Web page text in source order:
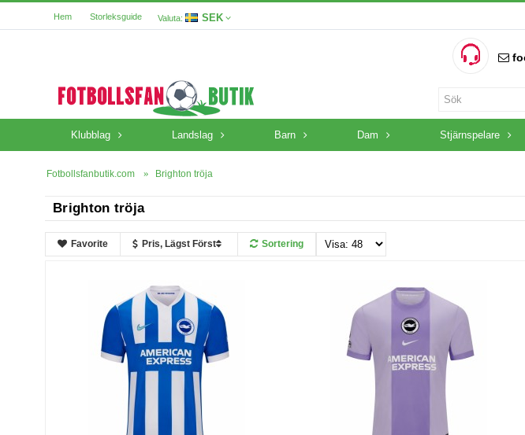
Hem Storleksguide Valuta: SEK
Klubblag Landslag Barn Dam Stjärnspelare
Fotbollsfanbutik.com Brighton tröja
Brighton tröja
Favorite Pris, Lägst Först Sortering